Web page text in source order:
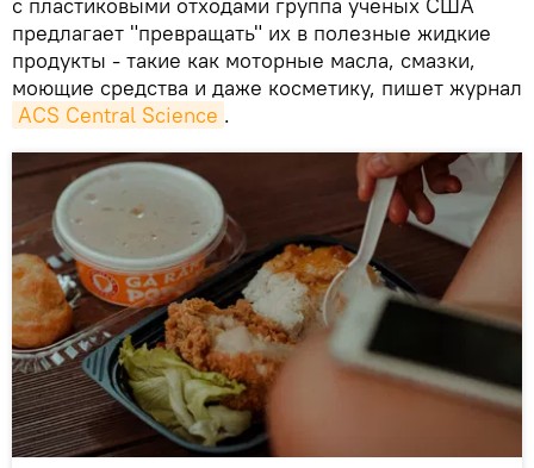
предлагает "превращать" их в полезные жидкие
продукты - такие как моторные масла, смазки,
моющие средства и даже косметику, пишет журнал
ACS Central Science .